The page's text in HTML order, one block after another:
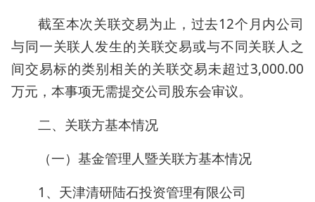
截至本次关联交易为止，过去12个月内公司
与同一关联人发生的关联交易或与不同关联人之
间交易标的类别相关的关联交易未超过3,000.00
万元，本事项无需提交公司股东会审议。
二、关联方基本情况
（一）基金管理人暨关联方基本情况
1、天津清研陆石投资管理有限公司